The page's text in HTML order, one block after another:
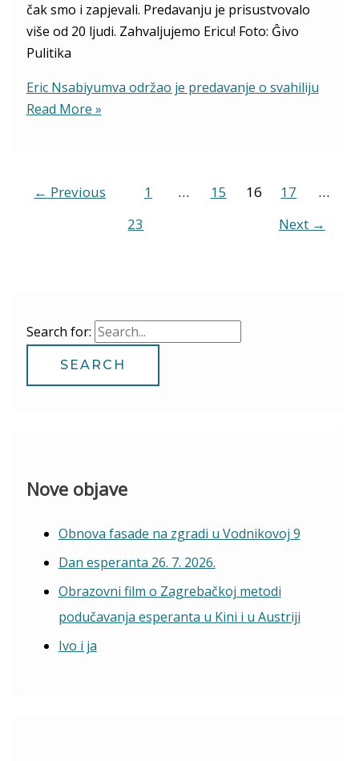
čak smo i zapjevali. Predavanju je prisustvovalo
više od 20 ljudi. Zahvaljujemo Ericu! Foto: Ĝivo
Pulitika
Eric Nsabiyumva održao je predavanje o svahiliju
Read More »
← Previous 1 … 15 16 17
…
23
Next →
Search for:
Nove objave
Obnova fasade na zgradi u Vodnikovoj 9
Dan esperanta 26. 7. 2026.
Obrazovni film o Zagrebačkoj metodi
podučavanja esperanta u Kini i u Austriji
Ivo i ja